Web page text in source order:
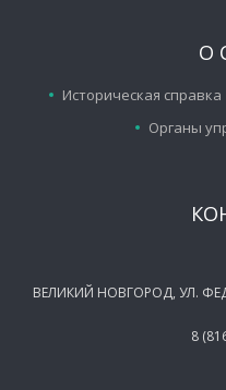
О
Историческая справка
Органы
ВЕЛИКИЙ НОВГОРОД, УЛ.
8